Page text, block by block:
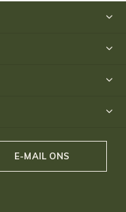
E-MAIL ONS